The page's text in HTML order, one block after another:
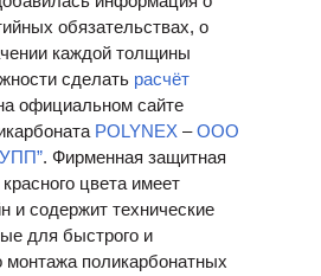
обязательствах, о
каждой толщины
сделать расчёт
официальном сайте
POLYNEX –ООО
. Фирменная защитная
цвета имеет
и содержит технические
для быстрого и
монтажа поликарбонатных